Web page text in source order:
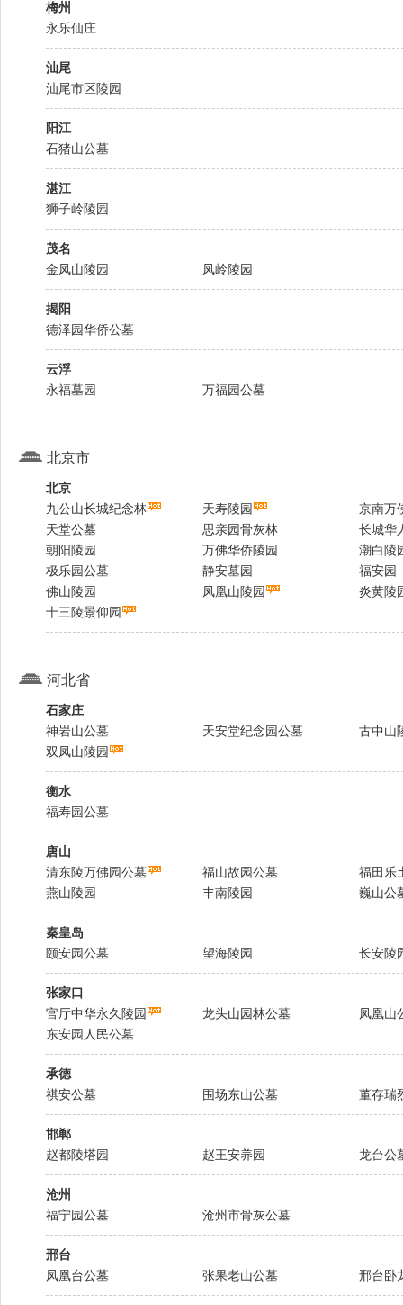
梅州
永乐仙庄
汕尾
汕尾市区陵园
阳江
石猪山公墓
湛江
狮子岭陵园
茂名
金凤山陵园
凤岭陵园
揭阳
德泽园华侨公墓
云浮
永福墓园
万福园公墓
北京市
北京
九公山长城纪念林
天寿陵园
京南万
天堂公墓
思亲园骨灰林
长城华
朝阳陵园
万佛华侨陵园
潮白陵
极乐园公墓
静安墓园
福安园
佛山陵园
凤凰山陵园
炎黄陵
十三陵景仰园
河北省
石家庄
神岩山公墓
天安堂纪念园公墓
古中山
双凤山陵园
衡水
福寿园公墓
唐山
清东陵万佛园公墓
福山故园公墓
福田乐
燕山陵园
丰南陵园 巍山公
秦皇岛
颐安园公墓
望海陵园 长安陵
张家口
官厅中华永久陵园
龙头山园林公墓
凤凰山
东安园人民公墓
承德
祺安公墓
围场东山公墓 董存瑞
邯郸
赵都陵塔园
赵王安养园 龙台公
沧州
福宁园公墓
沧州市骨灰公墓
邢台
凤凰台公墓
张果老山公墓 邢台卧